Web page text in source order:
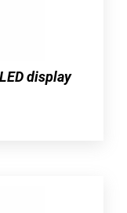
display